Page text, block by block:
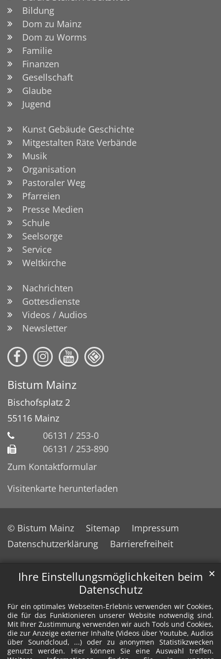
Ihre Einstellungsmöglichkeiten beim
Datenschutz
Für ein optimales Webseiten-Erlebnis verwenden wir Cookies,
die für das Funktionieren unserer Website notwendig sind.
Mit Ihrer Zustimmung verwenden wir auch Tools und Cookies,
die zur Anzeige externer Inhalte (Videos über Youtube, Audios
über Soundcloud, ...) oder zu anonymen Statistikzwecken
genutzt werden. Hier können Sie eine Auswahl treffen.
✕
Bildung
Dom zu Mainz
Dom zu Worms
Familie
Finanzen
Gesellschaft
Glaube
Jugend
Kunst Gebäude Geschichte
Mitgestalten Räte Verbände
Musik
Organisation
Pastoraler Weg
Pfarreien
Presse Medien
Schule
Seelsorge
Service
Weltkirche
Nachrichten
Gottesdienste
Videos / Audios
Newsletter
Bistum Mainz
Bischofsplatz 2
55116 Mainz
06131 / 253-0
06131 / 253-890
Zum Kontaktformular
Visitenkarte herunterladen
© Bistum Mainz Sitemap
Impressum
Datenschutzerklärung
Barrierefreiheit